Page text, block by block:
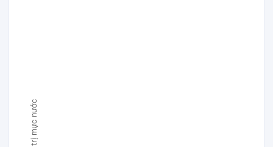
Giá trị mực nước